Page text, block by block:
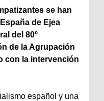
se han
de Ejea
del 80º
de la Agrupación
con la intervención
español y una